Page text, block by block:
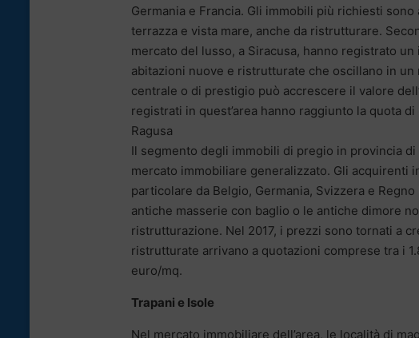
Germania e Francia. Gli immobili più richiesti
terrazza e vista mare, anche da ristrutturare.
mercato del lusso, a Siracusa, hanno registrato
abitazioni nuove e ristrutturate che oscillano in
centrale o di prestigio può accrescere il valore
registrati in quest’area hanno raggiunto la quota
Ragusa
Il segmento degli immobili di pregio in provincia
mercato immobiliare generalizzato. Gli acquirenti
particolare da Belgio, Germania, Svizzera e
antiche masserie con baglio o le antiche dimore
ristrutturazione. Nel 2017, i prezzi sono tornati a
ristrutturate arrivano a quotazioni comprese tra i
euro/mq.
Trapani e Isole
Nel mercato immobiliare dell’area, le località di